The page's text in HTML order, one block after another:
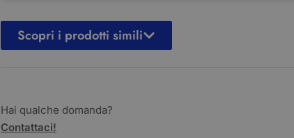
Scopri i prodotti simili
Hai qualche domanda?
Contattaci!